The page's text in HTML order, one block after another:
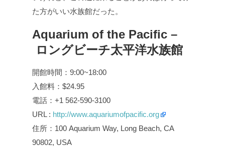
た方がいい水族館だった。
Aquarium of the Pacific –
ロングビーチ太平洋水族館
開館時間：9:00~18:00
入館料：$24.95
電話：+1 562-590-3100
URL : http://www.aquariumofpacific.org
住所：100 Aquarium Way, Long Beach, CA
90802, USA